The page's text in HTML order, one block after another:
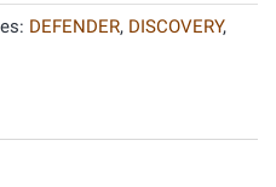
DEFENDER, DISCOVERY,